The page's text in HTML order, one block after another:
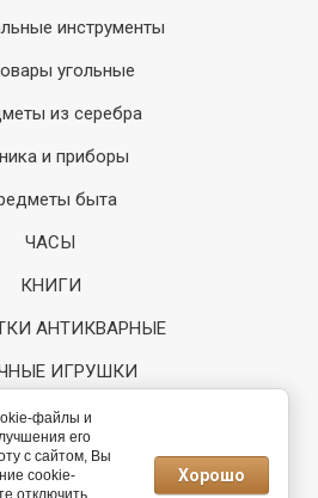
инструменты
угольные
из серебра
и приборы
быта
ЧАСЫ
КНИГИ
АНТИКВАРНЫЕ
ИГРУШКИ
интернет-
магазина
файлы и
его
с сайтом, Вы
cookie-
отключить
Хорошо